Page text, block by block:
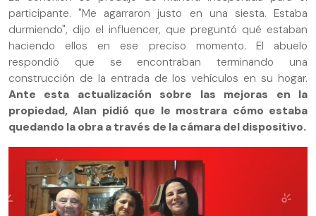
participante. "Me agarraron justo en una siesta. Estaba
durmiendo", dijo el influencer, que preguntó qué estaban
haciendo ellos en ese preciso momento. El abuelo
respondió que se encontraban terminando una
construcción de la entrada de los vehículos en su hogar.
Ante esta actualización sobre las mejoras en la
propiedad, Alan pidió que le mostrara cómo estaba
quedando la obra a través de la cámara del dispositivo.